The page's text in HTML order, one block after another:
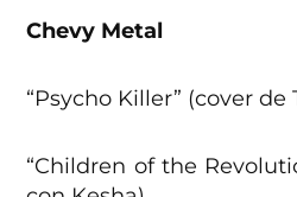
Chevy Metal
“Psycho Killer” (cover de
“Children of the